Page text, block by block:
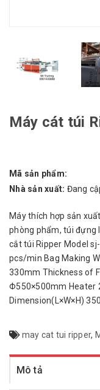
Máy cát túi
Mã sản phẩm:
Nhà sản xuất: Đang
Máy thích hợp sản
phòng phẩm, túi đựng
cắt túi Ripper Model
pcs/min Bag Making
330mm Thickness of
Φ550×500mm Heater
Dimension(L×W×H)
may cat tui ripper,
Mô tả